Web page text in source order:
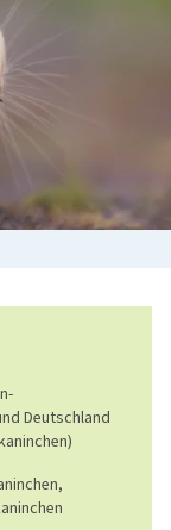
Deutschland